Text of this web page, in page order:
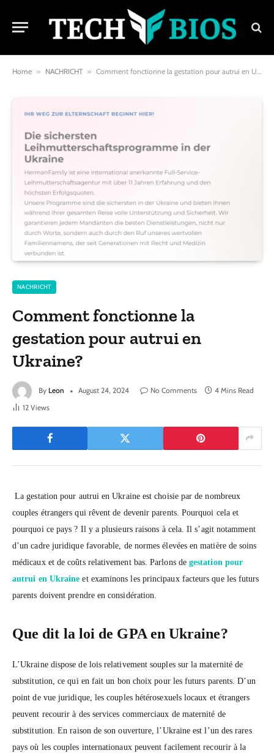
Home » NACHRICHT » Comment fonctionne la gestation pour autrui en Ukraine?
NACHRICHT
Comment fonctionne la
gestation pour autrui en
Ukraine?
By Leon August 24, 2024 No Comments
4 Mins Read
12 Views
La gestation pour autrui en Ukraine est choisie par de nombreux
couples étrangers qui rêvent de devenir parents. Pourquoi cela et
pourquoi ce pays ? Il y a plusieurs raisons à cela. Il s’agit notamment
d’un cadre juridique favorable, de normes élevées en matière de soins
médicaux et de coûts relativement bas. Parlons de gestation pour
autrui en Ukraine et examinons les principaux facteurs que les futurs
parents doivent prendre en considération.
Que dit la loi de GPA en Ukraine?
L’Ukraine dispose de lois relativement souples sur la maternité de
substitution, ce qui en fait un bon choix pour les futurs parents. D’un
point de vue juridique, les couples hétérosexuels locaux et étrangers
peuvent recourir à des services commerciaux de maternité de
substitution. En raison de son ouverture, l’Ukraine est l’un des rares
pays où les couples internationaux peuvent facilement recourir à la